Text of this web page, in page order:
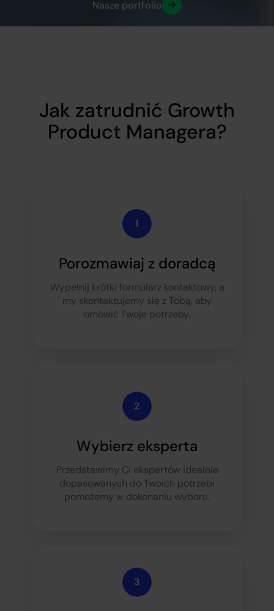
Nasze portfolio
Jak zatrudnić Growth
Product Managera?
Porozmawiaj z doradcą
Wypełnij krótki formularz kontaktowy, a
my skontaktujemy się z Tobą, aby
omówić Twoje potrzeby.
Wybierz eksperta
Przedstawimy Ci ekspertów idealnie
dopasowanych do Twoich potrzebi
pomożemy w dokonaniu wyboru.